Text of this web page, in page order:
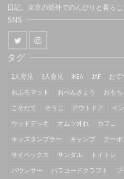
日記。東京の郊外でのんびりと暮らし
SNS
タグ
2人育児 3人育児 IKEA JAF おて
おふろマット
おべんきょう おもち
こそだて
そうじ アウトドア
イ
ウッドデッキ
オムツ外れ カフェ
キッズタンブラー
キャンプ クーポ
サイベックス
サンダル トイトレ
バウンサー
パラコードクラフト